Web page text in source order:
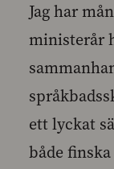
Jag har
ministerår
ett lyckat
både